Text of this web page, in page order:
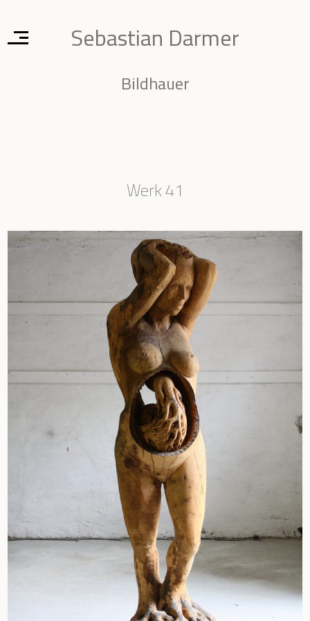
Sebastian Darmer
Bildhauer
Werk 41